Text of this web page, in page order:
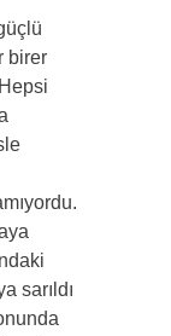
birer
sarıldı